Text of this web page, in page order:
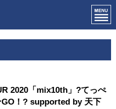
2020「mix10th」?てっぺ
！? supported by 天下